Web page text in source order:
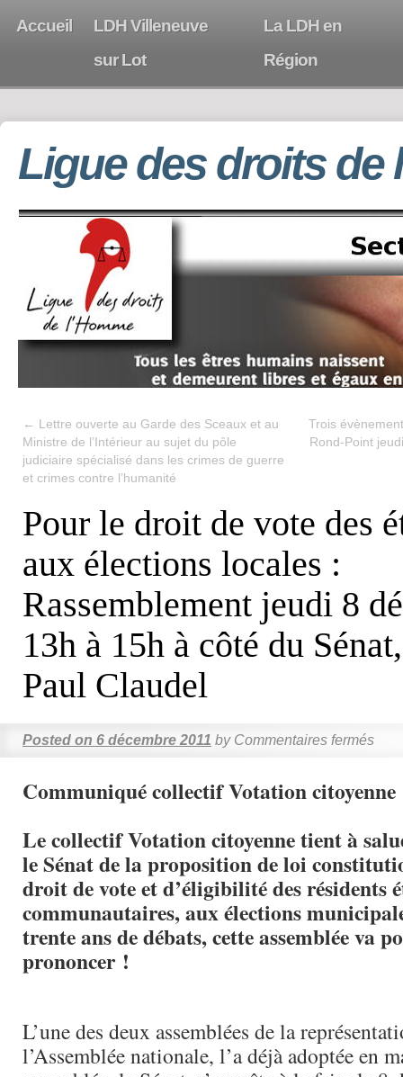
Accueil
LDH Villeneuve
sur Lot
La LDH en
Région
Ligue des droits de
← Lettre ouverte au Garde des Sceaux et au
Ministre de l’Intérieur au sujet du pôle
judiciaire spécialisé dans les crimes de guerre
et crimes contre l’humanité
Trois
Rond-Point
Pour le droit de vote des
aux élections locales :
Rassemblement jeudi 8
13h à 15h à côté du
Paul Claudel
Posted on 6 décembre 2011 by Commentaires fermés
Communiqué collectif Votation citoyenne
Le collectif Votation citoyenne tient à
le Sénat de la proposition de loi
droit de vote et d’éligibilité des résidents
communautaires, aux élections
trente ans de débats, cette assemblée va
prononcer !
L’une des deux assemblées de la
l’Assemblée nationale, l’a déjà adoptée en